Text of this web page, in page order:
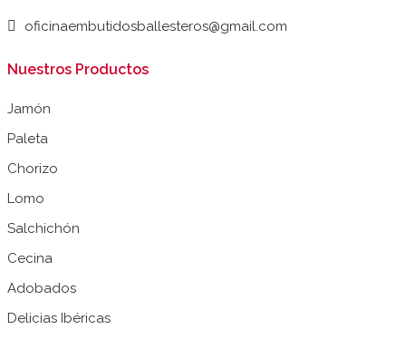
oficinaembutidosballesteros@gmail.com
Nuestros Productos
Jamón
Paleta
Chorizo
Lomo
Salchichón
Cecina
Adobados
Delicias Ibéricas